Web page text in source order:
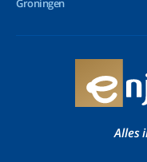
Groningen
Alles